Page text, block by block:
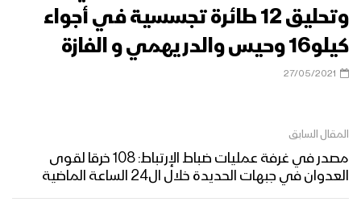
وتحليق 12 طائرة تجسسية في أجواء
كيلو16 وحيس والدريهمي و الفازة
27/05/2021
المقال السابق
مصدر في غرفة عمليات ضباط الإرتباط: 108 خرقا لقوى
العدوان في جبهات الحديدة خلال ال24 الساعة الماضية